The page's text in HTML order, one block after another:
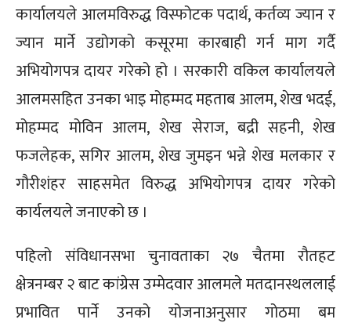
कार्यालयले आलमविरुद्ध विस्फोटक पदार्थ, कर्तव्य ज्यान र
ज्यान मार्ने उद्योगको कसूरमा कारबाही गर्न माग गर्दै
अभियोगपत्र दायर गरेको हो । सरकारी वकिल कार्यालयले
आलमसहित उनका भाइ मोहम्मद महताब आलम, शेख भदई,
मोहम्मद मोविन आलम, शेख सेराज, बद्री सहनी, शेख
फजलेहक, सगिर आलम, शेख जुमइन भन्ने शेख मलकार र
गौरीशंहर साहसमेत विरुद्ध अभियोगपत्र दायर गरेको
कार्यलयले जनाएको छ ।
पहिलो संविधानसभा चुनावताका २७ चैतमा रौतहट
क्षेत्रनम्बर २ बाट कांग्रेस उम्मेदवार आलमले मतदानस्थललाई
प्रभावित पार्ने उनको योजनाअनुसार गोठमा बम